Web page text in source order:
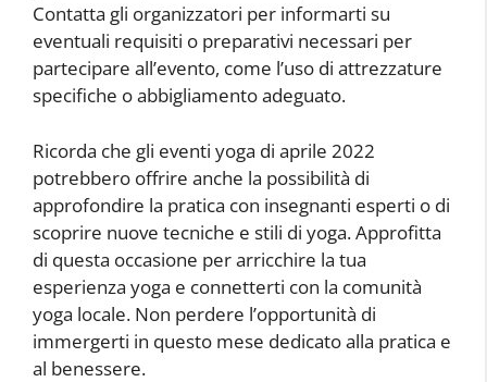
Contatta gli organizzatori per informarti su
eventuali requisiti o preparativi necessari per
partecipare all’evento, come l’uso di attrezzature
specifiche o abbigliamento adeguato.
Ricorda che gli eventi yoga di aprile 2022
potrebbero offrire anche la possibilità di
approfondire la pratica con insegnanti esperti o di
scoprire nuove tecniche e stili di yoga. Approfitta
di questa occasione per arricchire la tua
esperienza yoga e connetterti con la comunità
yoga locale. Non perdere l’opportunità di
immergerti in questo mese dedicato alla pratica e
al benessere.